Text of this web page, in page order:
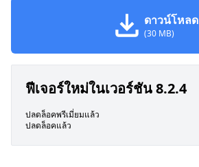
ดาวน์โหลด
(30 MB)
ฟีเจอร์ใหม่ในเวอร์ชัน 8.2.4
ปลดล็อคพรีเมี่ยมแล้ว
ปลดล็อคแล้ว